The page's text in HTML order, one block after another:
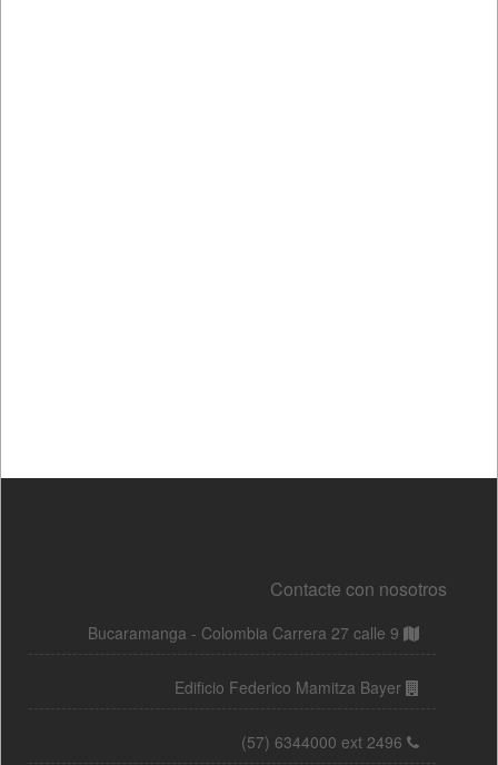
Contacte con nosotros
Bucaramanga - Colombia Carrera 27 calle 9
Edificio Federico Mamitza Bayer
(57) 6344000 ext 2496